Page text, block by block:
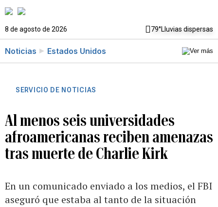
8 de agosto de 2026 79°Lluvias dispersas
Noticias Estados Unidos
SERVICIO DE NOTICIAS
Al menos seis universidades
afroamericanas reciben amenazas
tras muerte de Charlie Kirk
En un comunicado enviado a los medios, el FBI
aseguró que estaba al tanto de la situación